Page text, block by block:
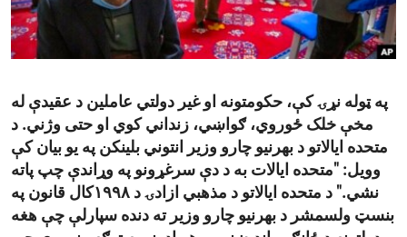
ENVIRONMENT AND HEALTH
IDEALS AND INSTITUTIONS
په ټوله نړۍ کې، حکومتونه او غیر دولتي عاملین د عقیدې له
مخې خلک ځوروي، ګواښي، زنداني کوي او حتی وژني. د
متحده ایالاتو د بهرنیو چارو وزیر انتوني بلینکن په یو بیان کې
وویل: "متحده ایالات به د دې سرغړونو په وړاندې چپ پاته
نشي." د متحده ایالاتو د مذهبي ازادۍ د ۱۹۹۸ کال قانونپه
بنسټ ولسمشر د بهرنیو چارو وزیر ته دنده سپارلې چې هغه